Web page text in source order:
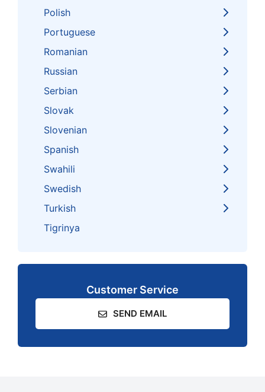
Polish
Portuguese
Romanian
Russian
Serbian
Slovak
Slovenian
Spanish
Swahili
Swedish
Turkish
Tigrinya
Customer Service
SEND EMAIL